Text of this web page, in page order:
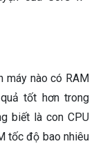
máy nào có RAM
tốt hơn trong
biết là con CPU
tốc độ bao nhiêu